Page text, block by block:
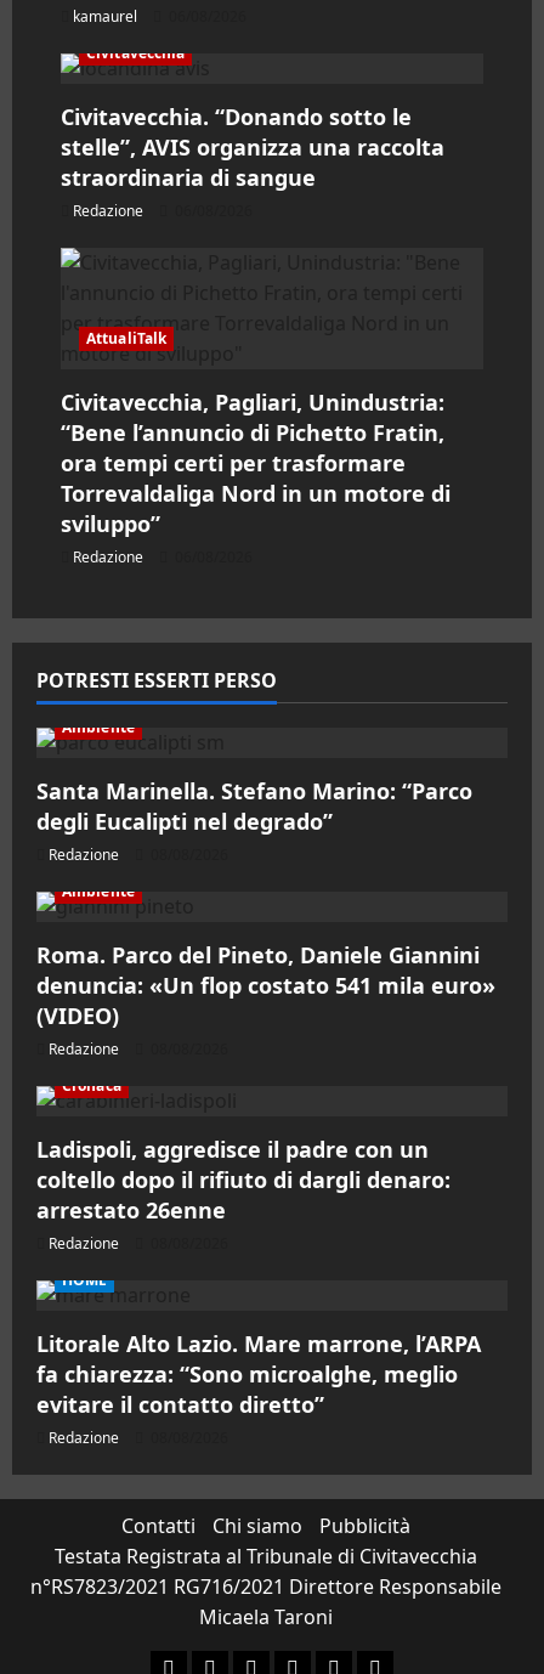
c
o
l
o
kamaurel
Civitavecchia
Civitavecchia. “Donando sotto le
stelle”, AVIS organizza una raccolta
straordinaria di sangue
Redazione
AttualiTalk
Civitavecchia, Pagliari, Unindustria:
“Bene l’annuncio di Pichetto Fratin,
ora tempi certi per trasformare
Torrevaldaliga Nord in un motore di
sviluppo”
Redazione
POTRESTI ESSERTI PERSO
Ambiente
Santa Marinella. Stefano Marino: “Parco
degli Eucalipti nel degrado”
Redazione
Ambiente
Roma. Parco del Pineto, Daniele Giannini
denuncia: «Un flop costato 541 mila euro»
(VIDEO)
Redazione
Cronaca
Ladispoli, aggredisce il padre con un
coltello dopo il rifiuto di dargli denaro:
arrestato 26enne
Redazione
HOME
Litorale Alto Lazio. Mare marrone, l’ARPA
fa chiarezza: “Sono microalghe, meglio
evitare il contatto diretto”
Redazione
Contatti Chi siamo
Pubblicità
Testata Registrata al Tribunale di Civitavecchia
n°RS7823/2021 RG716/2021 Direttore Responsabile
Micaela Taroni
FacebookInstagram
YouTubeTwitterEmailEnte